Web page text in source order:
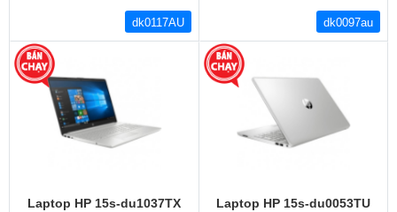
dk0117AU dk0097au
Laptop HP 15s-du1037TX
Laptop HP 15s-du0053TU